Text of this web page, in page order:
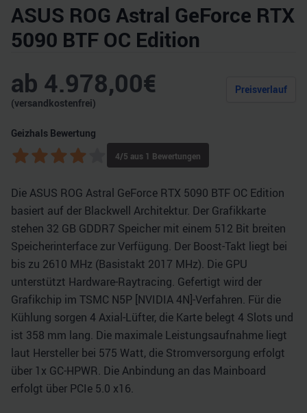
ASUS ROG Astral GeForce RTX
5090 BTF OC Edition
ab 4.978,00€
(versandkostenfrei)
Preisverlauf
Geizhals Bewertung
4/5 aus 1 Bewertungen
Die ASUS ROG Astral GeForce RTX 5090 BTF OC Edition
basiert auf der Blackwell Architektur. Der Grafikkarte
stehen 32 GB GDDR7 Speicher mit einem 512 Bit breiten
Speicherinterface zur Verfügung. Der Boost-Takt liegt bei
bis zu 2610 MHz (Basistakt 2017 MHz). Die GPU
unterstützt Hardware-Raytracing. Gefertigt wird der
Grafikchip im TSMC N5P [NVIDIA 4N]-Verfahren. Für die
Kühlung sorgen 4 Axial-Lüfter, die Karte belegt 4 Slots und
ist 358 mm lang. Die maximale Leistungsaufnahme liegt
laut Hersteller bei 575 Watt, die Stromversorgung erfolgt
über 1x GC-HPWR. Die Anbindung an das Mainboard
erfolgt über PCIe 5.0 x16.